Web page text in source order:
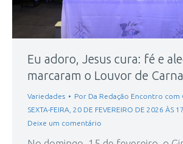
Eu adoro, Jesus cura: fé e
marcaram o Louvor de
Variedades Por Da Redação Encontro com
SEXTA-FEIRA, 20 DE FEVEREIRO DE 2026 ÀS
Deixe um comentário